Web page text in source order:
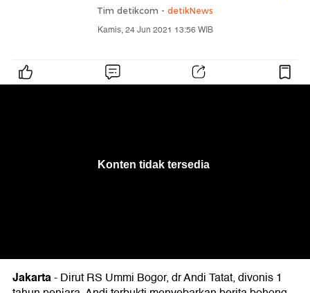
Tim detikcom - detikNews
Kamis, 24 Jun 2021 13:56 WIB
Jakarta-Dirut RS Ummi Bogor, dr Andi Tatat, divonis 1